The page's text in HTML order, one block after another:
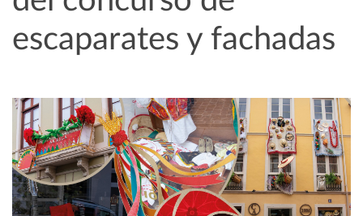
escaparates y fachadas